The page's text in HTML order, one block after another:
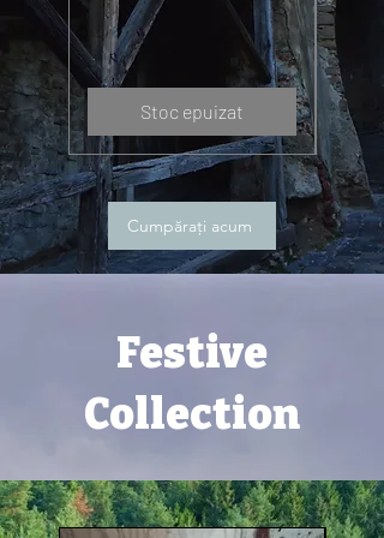
Stoc epuizat
Cumpărați acum
Festive
Collection